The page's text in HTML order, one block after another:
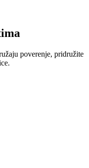
poverenje, pridružite